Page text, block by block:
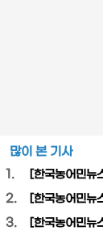
많이 본 기사
1.
[한국농어민뉴
2. [한국농어민뉴
3. [한국농어민뉴